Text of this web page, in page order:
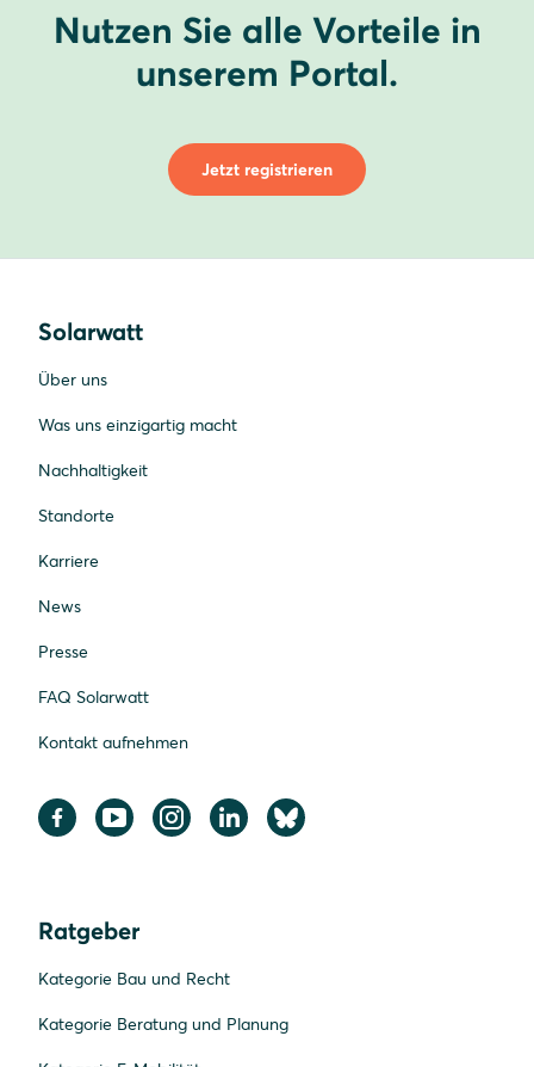
Nutzen Sie alle Vorteile in
unserem Portal.
Jetzt registrieren
Solarwatt
Über uns
Was uns einzigartig macht
Nachhaltigkeit
Standorte
Karriere
News
Presse
FAQ Solarwatt
Kontakt aufnehmen
Ratgeber
Kategorie Bau und Recht
Kategorie Beratung und Planung